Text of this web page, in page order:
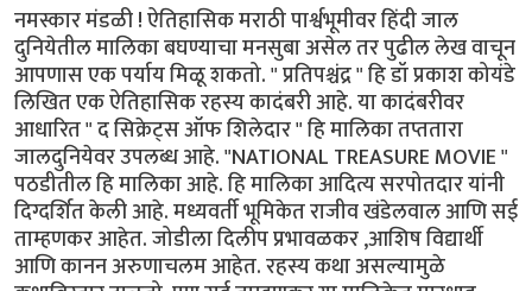
नमस्कार मंडळी ! ऐतिहासिक मराठी पार्श्वभूमीवर हिंदी जाल
दुनियेतील मालिका बघण्याचा मनसुबा असेल तर पुढील लेख वाचून
आपणास एक पर्याय मिळू शकतो. " प्रतिपश्चंद्र " हि डॉ प्रकाश कोयंडे
लिखित एक ऐतिहासिक रहस्य कादंबरी आहे. या कादंबरीवर
आधारित " द सिक्रेट्स ऑफ शिलेदार " हि मालिका तप्ततारा
जालदुनियेवर उपलब्ध आहे. "NATIONAL TREASURE MOVIE "
पठडीतील हि मालिका आहे. हि मालिका आदित्य सरपोतदार यांनी
दिग्दर्शित केली आहे. मध्यवर्ती भूमिकेत राजीव खंडेलवाल आणि सई
ताम्हणकर आहेत. जोडीला दिलीप प्रभावळकर ,आशिष विद्यार्थी
आणि कानन अरुणाचलम आहेत. रहस्य कथा असल्यामुळे